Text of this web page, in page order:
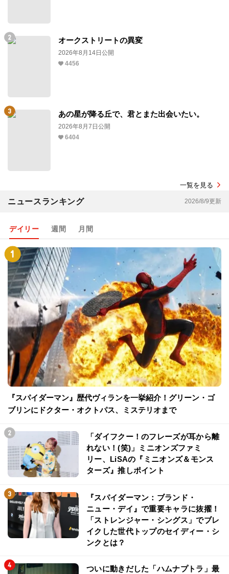
オークストリートの異変
2026年8月14日公開
4456
あの星が降る丘で、君とまた出会いたい。
2026年8月7日公開
6404
一覧を見る
ニュースランキング 2026/8/9更新
デイリー 週間 月間
『スパイダーマン』歴代ヴィランを一挙紹介！グリーン・ゴ
ブリンにドクター・オクトパス、ミステリオまで
「ダイフクー！のフレーズが耳から離
れない！(笑)」ミニオンズファミ
リー、LiSAの『ミニオンズ＆モンス
ターズ』推しポイント
『スパイダーマン：ブランド・
ニュー・デイ』で重要キャラに抜擢！
「ストレンジャー・シングス」でブレ
イクした世代トップのセイディー・シ
ンクとは？
ついに動きだした「ハムナプトラ」最